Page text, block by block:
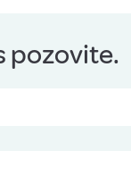
pozovite.